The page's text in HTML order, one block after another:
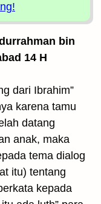
bin
14 H
dari Ibrahim”
karena tamu
datang
anak, maka
tema dialog
itu) tentang
kepada